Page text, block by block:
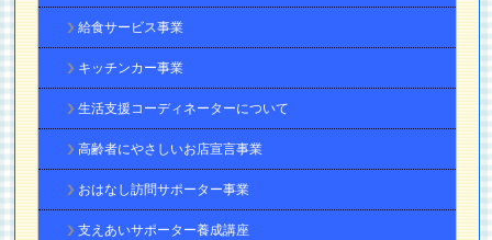
給食サービス事業
キッチンカー事業
生活支援コーディネーターについて
高齢者にやさしいお店宣言事業
おはなし訪問サポーター事業
支えあいサポーター養成講座